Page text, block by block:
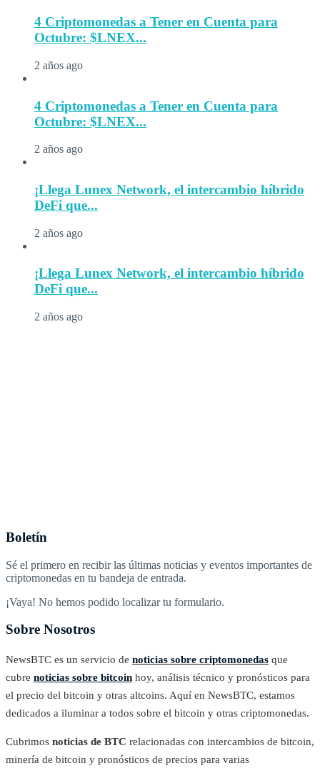
4 Criptomonedas a Tener en Cuenta para
Octubre: $LNEX...
2 años ago
4 Criptomonedas a Tener en Cuenta para
Octubre: $LNEX...
2 años ago
¡Llega Lunex Network, el intercambio híbrido
DeFi que...
2 años ago
¡Llega Lunex Network, el intercambio híbrido
DeFi que...
2 años ago
Boletín
Sé el primero en recibir las últimas noticias y eventos importantes de
criptomonedas en tu bandeja de entrada.
¡Vaya! No hemos podido localizar tu formulario.
Sobre Nosotros
NewsBTC es un servicio de noticias sobre criptomonedas que
cubre noticias sobre bitcoin hoy, análisis técnico y pronósticos para
el precio del bitcoin y otras altcoins. Aquí en NewsBTC, estamos
dedicados a iluminar a todos sobre el bitcoin y otras criptomonedas.
Cubrimos noticias de BTC relacionadas con intercambios de bitcoin,
minería de bitcoin y pronósticos de precios para varias